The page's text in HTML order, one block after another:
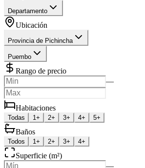
Departamento
Ubicación
Provincia de Pichincha
Puembo
Rango de precio
—
Habitaciones
Todas 1+ 2+ 3+ 4+ 5+
Baños
Todos 1+ 2+ 3+ 4+
Superficie (m²)
—